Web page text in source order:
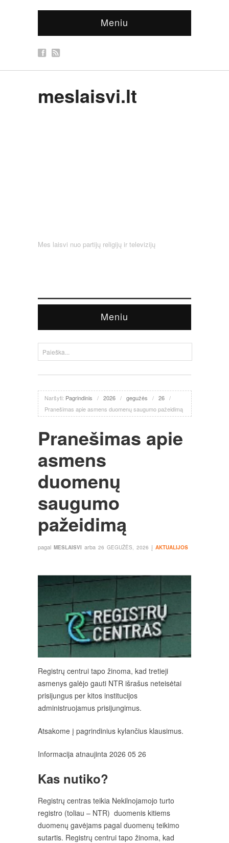
Meniu
meslaisvi.lt
Mes laisvi nuo partijų religijų ir televizijų
Meniu
Naršyti: Pagrindinis / 2026 / gegužės / 26 /
Pranešimas apie asmens duomenų saugumo pažeidimą
Pranešimas apie
asmens
duomenų
saugumo
pažeidimą
pagal MESLAISVI arba 26 GEGUŽĖS, 2026 į AKTUALIJOS
Registrų centrui tapo žinoma, kad tretieji
asmenys galėjo gauti NTR išrašus neteisėtai
prisijungus per kitos institucijos
administruojamus prisijungimus.
Atsakome į pagrindinius kylančius klausimus.
Informacija atnaujinta 2026 05 26
Kas nutiko?
Registrų centras teikia Nekilnojamojo turto
registro (toliau – NTR) duomenis kitiems
duomenų gavėjams pagal duomenų teikimo
sutartis. Registrų centrui tapo žinoma, kad